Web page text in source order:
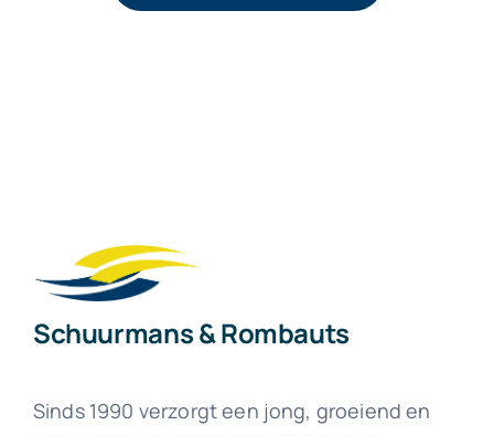
Schuurmans & Rombauts
Sinds 1990 verzorgt een jong, groeiend en